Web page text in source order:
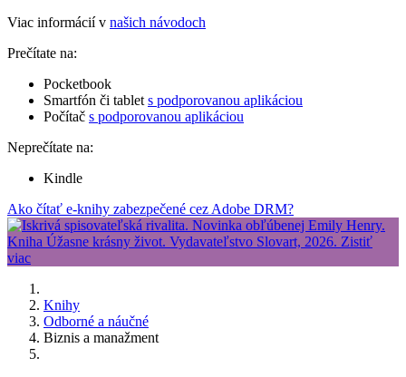
Viac informácií v našich návodoch
Prečítate na:
Pocketbook
Smartfón či tablet s podporovanou aplikáciou
Počítač s podporovanou aplikáciou
Neprečítate na:
Kindle
Ako čítať e-knihy zabezpečené cez Adobe DRM?
Knihy
Odborné a náučné
Biznis a manažment